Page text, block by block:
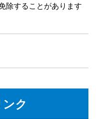
除することがあります
ク